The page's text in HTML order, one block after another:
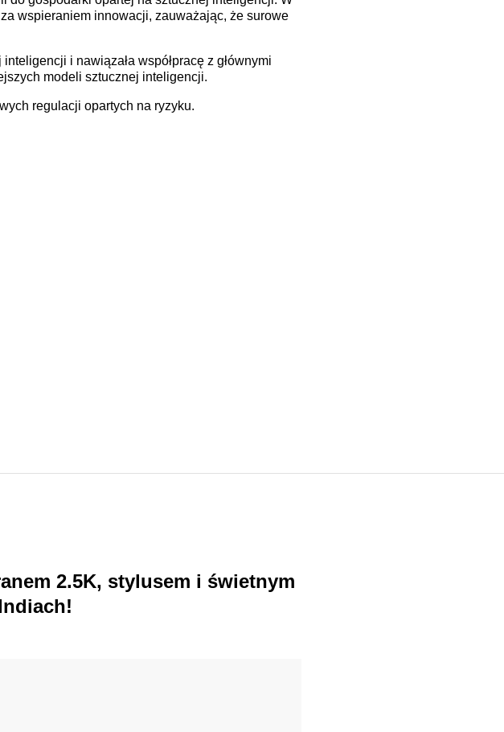
wspieraniem innowacji, zauważając, że surowe
i nawiązała współpracę z głównymi
modeli sztucznej inteligencji.
regulacji opartych na ryzyku.